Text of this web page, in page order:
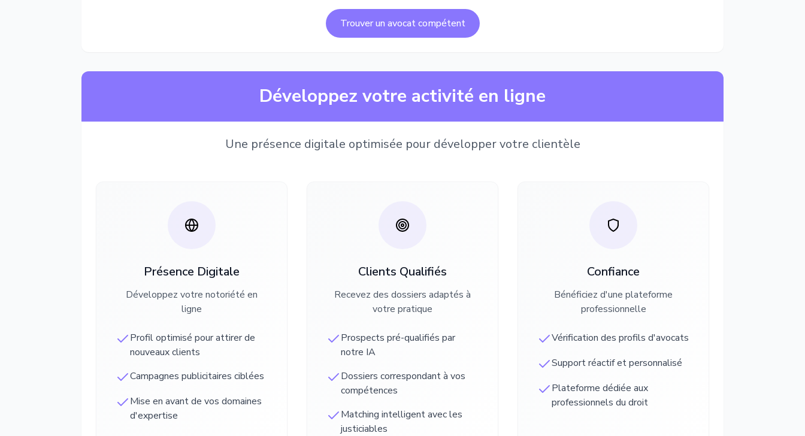
Trouver un avocat compétent
Développez votre activité en ligne
Une présence digitale optimisée pour développer votre clientèle
Présence Digitale
Développez votre notoriété en
ligne
Profil optimisé pour attirer de
nouveaux clients
Campagnes publicitaires ciblées
Mise en avant de vos domaines
d'expertise
Clients Qualifiés
Recevez des dossiers adaptés à
votre pratique
Prospects pré-qualifiés par
notre IA
Dossiers correspondant à vos
compétences
Matching intelligent avec les
justiciables
Confiance
Bénéficiez d'une plateforme
professionnelle
Vérification des profils d'avocats
Support réactif et personnalisé
Plateforme dédiée aux
professionnels du droit